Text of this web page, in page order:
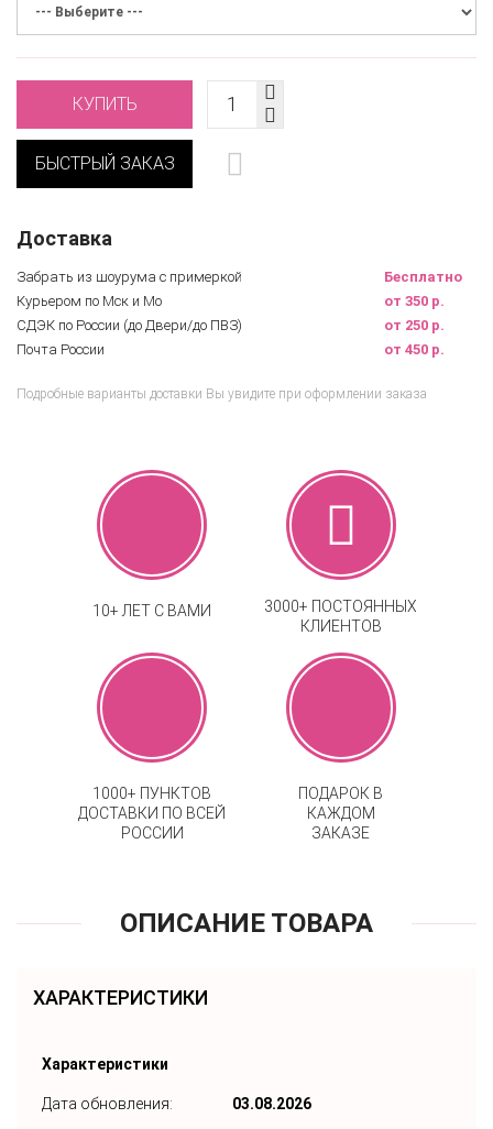
КУПИТЬ
БЫСТРЫЙ ЗАКАЗ
Доставка
Забрать из шоурума с примеркой
Бесплатно
Курьером по Мск и Мо
от 350 р.
СДЭК по России (до Двери/до ПВЗ)
от 250 р.
Почта России
от 450 р.
Подробные варианты доставки Вы увидите при оформлении заказа
10+ ЛЕТ С ВАМИ
3000+ ПОСТОЯННЫХ
КЛИЕНТОВ
1000+ ПУНКТОВ
ДОСТАВКИ ПО ВСЕЙ
РОССИИ
ПОДАРОК В
КАЖДОМ
ЗАКАЗЕ
ОПИСАНИЕ ТОВАРА
ХАРАКТЕРИСТИКИ
Характеристики
Дата обновления: 03.08.2026